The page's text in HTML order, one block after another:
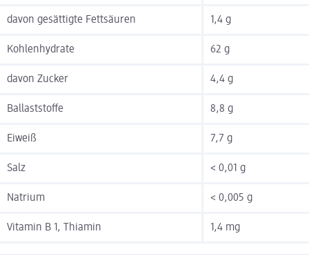
davon gesättigte Fettsäuren 1,4 g
Kohlenhydrate 62 g
davon Zucker 4,4 g
Ballaststoffe 8,8 g
Eiweiß 7,7 g
Salz < 0,01 g
Natrium < 0,005 g
Vitamin B 1, Thiamin 1,4 mg